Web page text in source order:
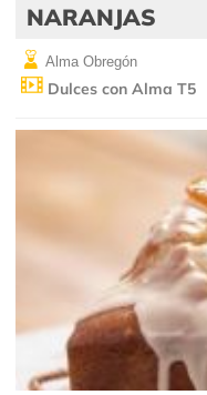
NARANJAS
Alma Obregón
Dulces con Alma T5